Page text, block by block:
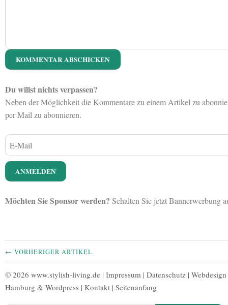
Du willst nichts verpassen?
Neben der Möglichkeit die Kommentare zu einem Artikel zu
per Mail zu abonnieren.
Möchten Sie Sponsor werden? Schalten Sie jetzt Bannerwerbung
← VORHERIGER ARTIKEL
© 2026 www.stylish-living.de | Impressum | Datenschutz | Webdesign
Hamburg & Wordpress | Kontakt | Seitenanfang